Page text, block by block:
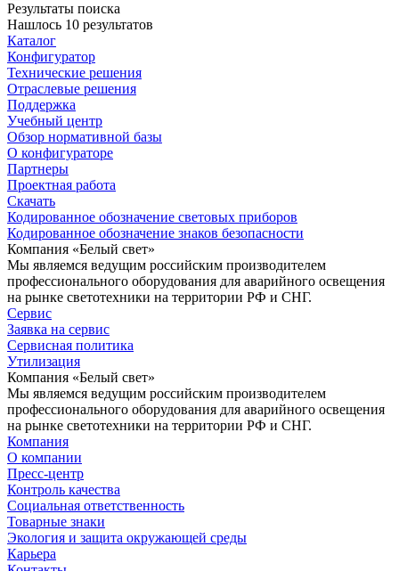
Результаты поиска
Нашлось 10 результатов
Каталог
Конфигуратор
Технические решения
Отраслевые решения
Поддержка
Учебный центр
Обзор нормативной базы
О конфигураторе
Партнеры
Проектная работа
Скачать
Кодированное обозначение световых приборов
Кодированное обозначение знаков безопасности
Компания «Белый свет»
Мы являемся ведущим российским производителем
профессионального оборудования для аварийного освещения
на рынке светотехники на территории РФ и СНГ.
Сервис
Заявка на сервис
Сервисная политика
Утилизация
Компания «Белый свет»
Мы являемся ведущим российским производителем
профессионального оборудования для аварийного освещения
на рынке светотехники на территории РФ и СНГ.
Компания
О компании
Пресс-центр
Контроль качества
Социальная ответственность
Товарные знаки
Экология и защита окружающей среды
Карьера